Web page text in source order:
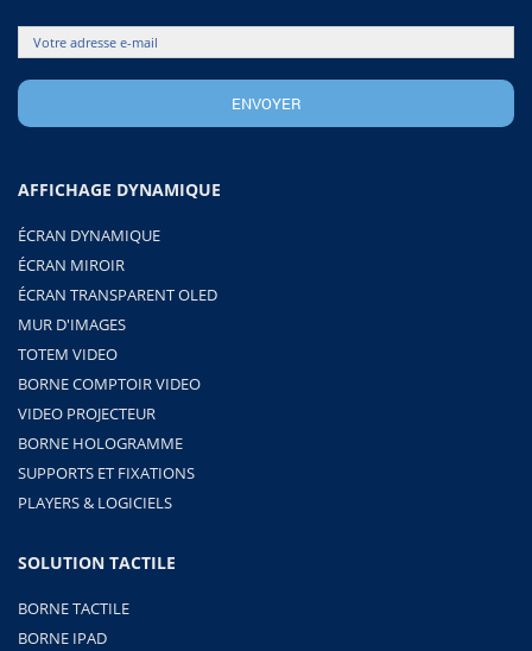
AFFICHAGE DYNAMIQUE
ÉCRAN DYNAMIQUE
ÉCRAN MIROIR
ÉCRAN TRANSPARENT OLED
MUR D'IMAGES
TOTEM VIDEO
BORNE COMPTOIR VIDEO
VIDEO PROJECTEUR
BORNE HOLOGRAMME
SUPPORTS ET FIXATIONS
PLAYERS & LOGICIELS
SOLUTION TACTILE
BORNE TACTILE
BORNE IPAD